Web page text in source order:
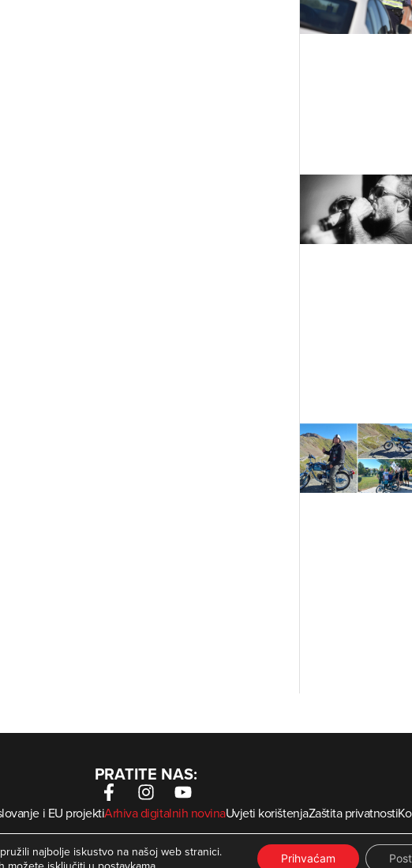
PRATITE NAS:
i EU projektiArhiva digitalnih novinaUvjeti korištenjaZaštita privatnosti
International – Sva prava pridržana | Developed bykrMedia
najbolje iskustvo na našoj web stranici.
Prihvaćam